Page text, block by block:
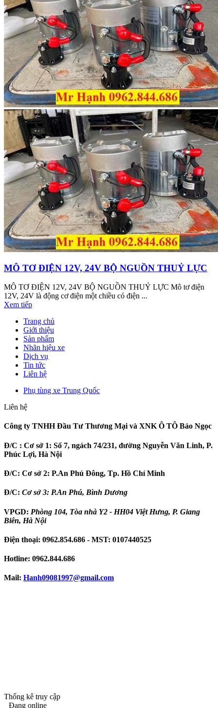
MÔ TƠ ĐIỆN 12V, 24V BỘ NGUỒN THUỶ LỰC
MÔ TƠ ĐIỆN 12V, 24V BỘ NGUỒN THUỶ LỰC Mô tơ điện
12V, 24V là động cơ điện một chiều có điện ...
Xem tiếp
Trang chủ
Giới thiệu
Sản phẩm
Nhãn hiệu xe
Dịch vụ
Tin tức
Liên hệ
Phụ tùng xe Trung Quốc
Liên hệ
Công ty TNHH Đầu Tư Thương Mại và XNK Ô TÔ Bảo Ngọc
Đ/C : Cơ sở 1: Số 7, ngách 74/231, đường Nguyễn Văn Linh, P.
Phúc Lợi, Hà Nội
Đ/C: Cơ sở 2: P.An Phú Đông, Tp. Hồ Chí Minh
Đ/C: Cơ sở 3: P.An Phú, Bình Dương
VPGD: Phòng 104, Tòa nhà Y2 - HH04 Việt Hưng, P. Giang
Biên, Hà Nội
Điện thoại: 0962.854.686 - MST: 0107440525
Hotline: 0962.844.686
Mail: Hanh09081997@gmail.com
Thống kê truy cập
Đang online